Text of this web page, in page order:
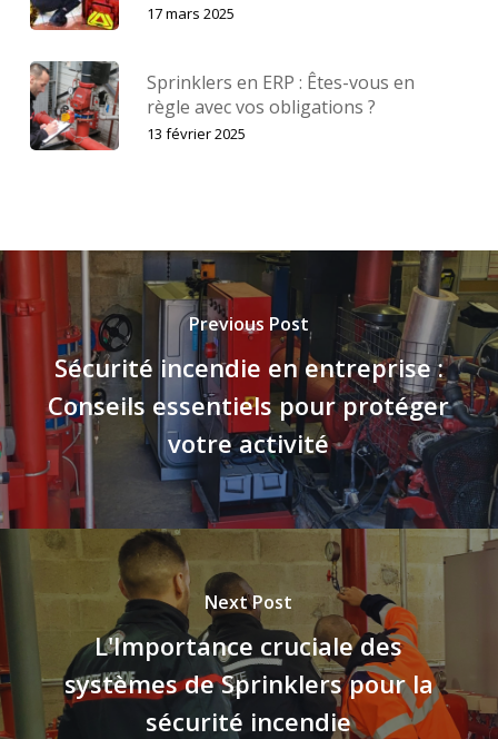
17 mars 2025
Sprinklers en ERP : Êtes-vous en
règle avec vos obligations ?
13 février 2025
Previous Post
Sécurité incendie en entreprise :
Conseils essentiels pour protéger
votre activité
Next Post
L'Importance cruciale des
systèmes de Sprinklers pour la
sécurité incendie